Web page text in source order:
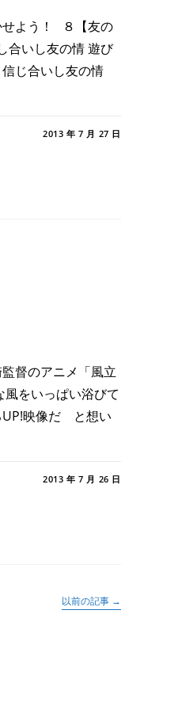
せよう！ ８【友の
いし友の情 遊び
じ合いし友の情
2013 年 7 月 27 日
督のアニメ「風立
をいっぱい浴びて
映像だ と想い
2013 年 7 月 26 日
以前の記事 →